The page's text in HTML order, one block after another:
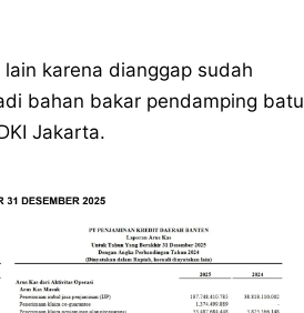
karena dianggap sudah
bahan bakar pendamping batu
Jakarta.